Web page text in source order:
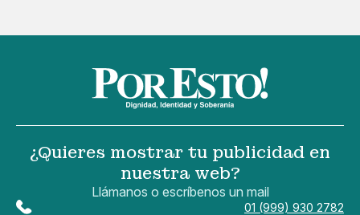
¿Quieres mostrar tu publicidad en
nuestra web?
Llámanos o escríbenos un mail
01 (999) 930 2782